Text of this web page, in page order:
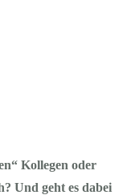
Kollegen oder
Und geht es dabei